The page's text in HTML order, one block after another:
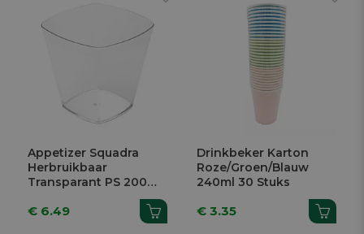
Appetizer Squadra
Herbruikbaar
Transparant PS 200ml
7,2x4,5x7cm 25 Stuks
€ 6.49
Drinkbeker Karton
Roze/Groen/Blauw
240ml 30 Stuks
€ 3.35